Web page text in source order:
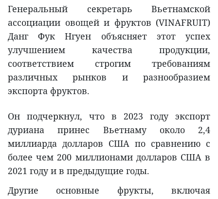
Генеральный секретарь Вьетнамской
ассоциации овощей и фруктов (VINAFRUIT)
Данг Фук Нгуен объясняет этот успех
улучшением качества продукции,
соответствием строгим требованиям
различных рынков и разнообразием
экспорта фруктов.
Он подчеркнул, что в 2023 году экспорт
дуриана принес Вьетнаму около 2,4
миллиарда долларов США по сравнению с
более чем 200 миллионами долларов США в
2021 году и в предыдущие годы.
Другие основные фрукты, включая